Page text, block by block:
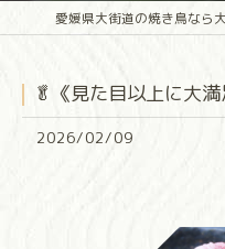
🥬《見た目以上に大
2026/02/09